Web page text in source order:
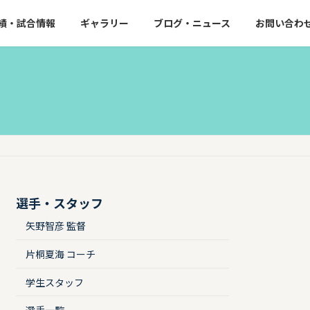
・試合情報 ギャラリー ブログ・ニュース お問い合わ
選手・スタッフ
矢野智彦 監督
片桐夏海 コーチ
学生スタッフ